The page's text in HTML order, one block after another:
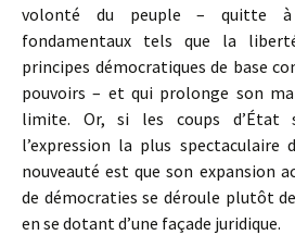
volonté du peuple – quitte
fondamentaux tels que la
principes démocratiques de base
pouvoirs – et qui prolonge son
limite. Or, si les coups d’État
l’expression la plus spectaculaire
nouveauté est que son expansion
de démocraties se déroule plutôt
en se dotant d’une façade juridique.